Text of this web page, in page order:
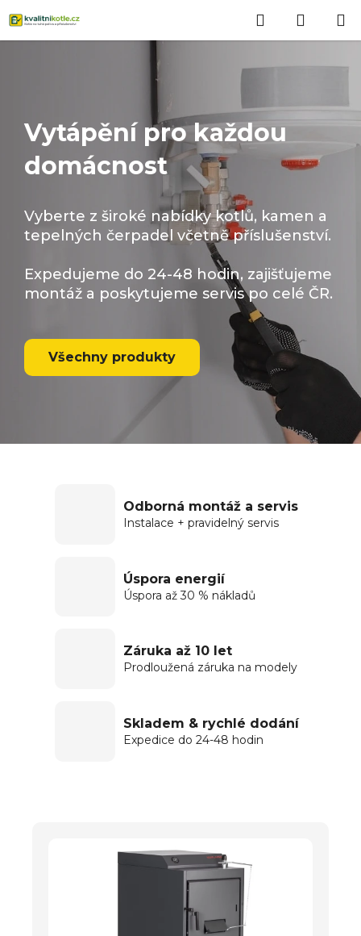
na
obsah
Hledat
KOŠÍK
Vytápění pro každou
domácnost
Vyberte z široké nabídky kotlů, kamen a
tepelných čerpadel včetně příslušenství.
Expedujeme do 24-48 hodin, zajišťujeme
montáž a poskytujeme servis po celé ČR.
Všechny produkty
Odborná montáž a servis
Instalace + pravidelný servis
Úspora energií
Úspora až 30 % nákladů
Záruka až 10 let
Prodloužená záruka na modely
Skladem & rychlé dodání
Expedice do 24-48 hodin